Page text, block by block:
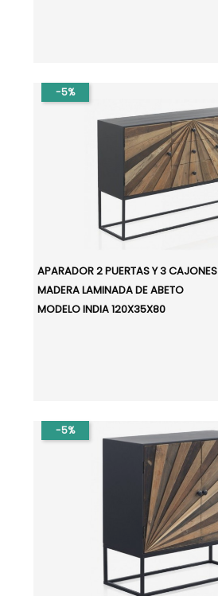
APARADOR 2 PUERTAS Y 3 CAJONES
MADERA LAMINADA DE ABETO
MODELO INDIA 120X35X80
-5%
-5%